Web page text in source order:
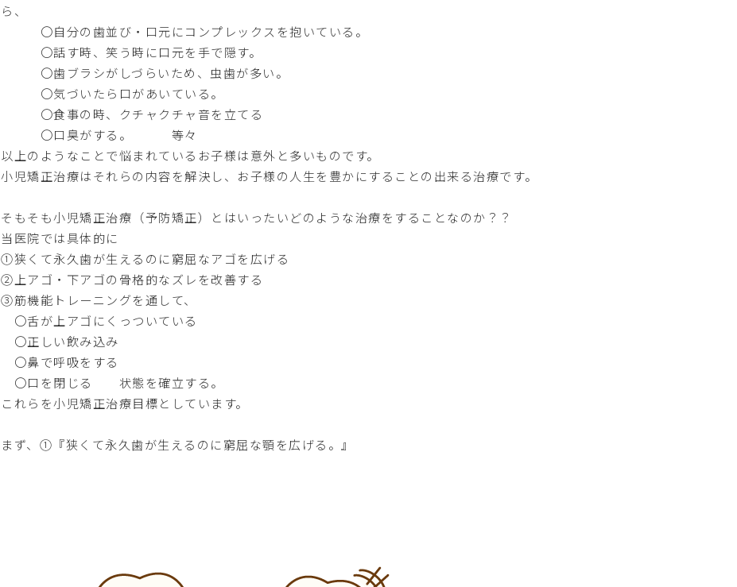
ら、
〇自分の歯並び・口元にコンプレックスを抱いている。
〇話す時、笑う時に口元を手で隠す。
〇歯ブラシがしづらいため、虫歯が多い。
〇気づいたら口があいている。
〇食事の時、クチャクチャ音を立てる
〇口臭がする。 等々
以上のようなことで悩まれているお子様は意外と多いものです。
小児矯正治療はそれらの内容を解決し、お子様の人生を豊かにすることの出来る治療です。
そもそも小児矯正治療（予防矯正）とはいったいどのような治療をすることなのか？？
当医院では具体的に
①狭くて永久歯が生えるのに窮屈なアゴを広げる
②上アゴ・下アゴの骨格的なズレを改善する
③筋機能トレーニングを通して、
〇舌が上アゴにくっついている
〇正しい飲み込み
〇鼻で呼吸をする
〇口を閉じる 状態を確立する。
これらを小児矯正治療目標としています。
まず、①『狭くて永久歯が生えるのに窮屈な顎を広げる。』